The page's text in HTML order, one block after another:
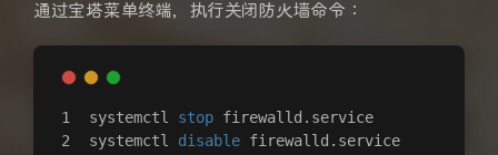
通过宝塔菜单终端，执行关闭防火墙命令：
systemctl stop firewalld.service
systemctl disable firewalld.service